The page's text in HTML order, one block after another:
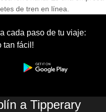
de tren en línea.
cada paso de tu viaje:
tan fácil!
a Tipperary